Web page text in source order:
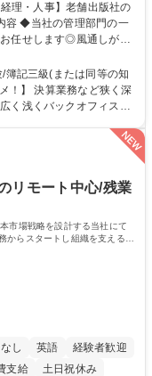
任せします◎風通しが良
気軽に相談し合える環境
：備
理；経費精算、入出金管
のコミュニケーションを
的に発信しやすい環境で
簿記三級(または同等の知
く浅くバックオフィスの
リモート中心/残業
市場戦略を設計する当社にて
らスタートし組織を支える専
し 英語
経験者歓迎
支給 土日祝休み